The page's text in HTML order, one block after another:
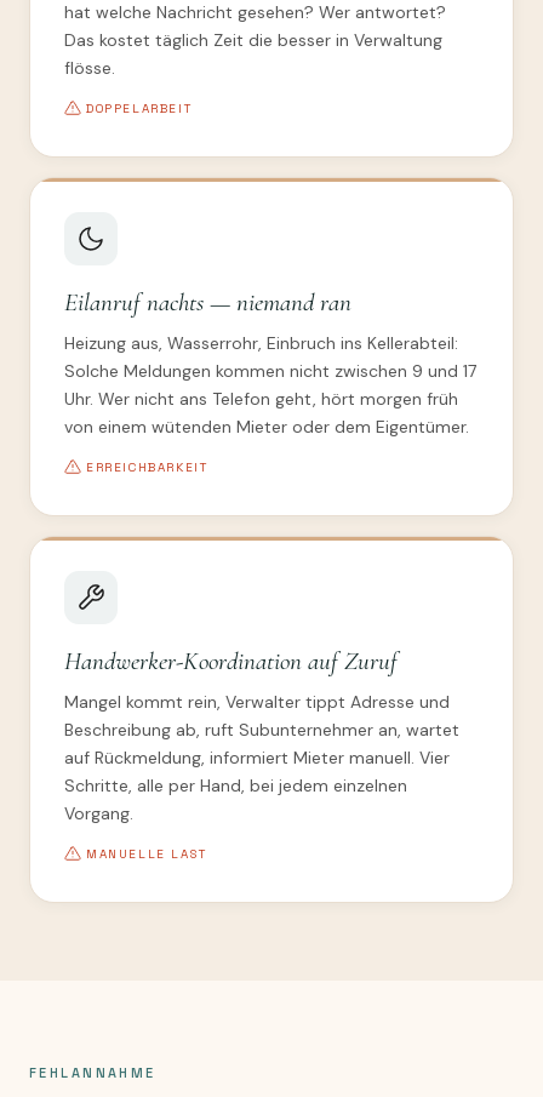
hat welche Nachricht gesehen? Wer antwortet?
Das kostet täglich Zeit die besser in Verwaltung
flösse.
DOPPELARBEIT
Eilanruf nachts — niemand ran
Heizung aus, Wasserrohr, Einbruch ins Kellerabteil:
Solche Meldungen kommen nicht zwischen 9 und 17
Uhr. Wer nicht ans Telefon geht, hört morgen früh
von einem wütenden Mieter oder dem Eigentümer.
ERREICHBARKEIT
Handwerker-Koordination auf Zuruf
Mangel kommt rein, Verwalter tippt Adresse und
Beschreibung ab, ruft Subunternehmer an, wartet
auf Rückmeldung, informiert Mieter manuell. Vier
Schritte, alle per Hand, bei jedem einzelnen
Vorgang.
MANUELLE LAST
FEHLANNAHME